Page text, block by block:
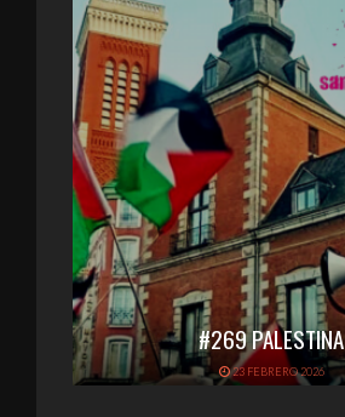
#269 PALESTINA
23 FEBRERO 2026